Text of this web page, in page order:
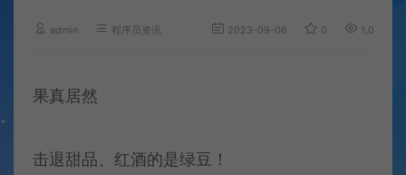
admin 程序员资讯 2023-09-06 0 1,046
果真居然
击退甜品、红酒的是绿豆！